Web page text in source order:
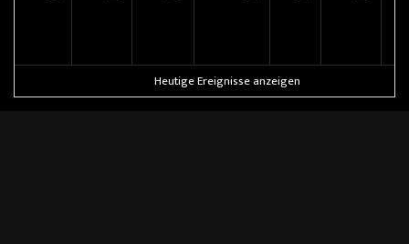
Heutige Ereignisse anzeigen